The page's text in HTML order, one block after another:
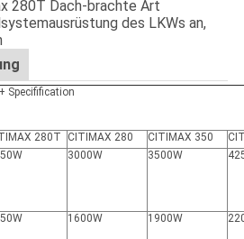
280T Dach-brachte Art
des LKWs an,
Specifification
280T CITIMAX 280 CITIMAX 350
3000W 3500W
1600W 1900W